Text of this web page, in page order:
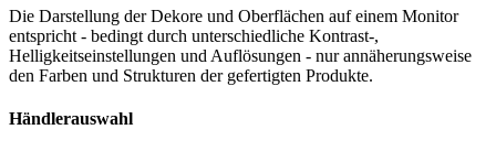
Die Darstellung der Dekore und Oberflächen auf einem Monitor
entspricht - bedingt durch unterschiedliche Kontrast-,
Helligkeitseinstellungen und Auflösungen - nur annäherungsweise
den Farben und Strukturen der gefertigten Produkte.
Händlerauswahl